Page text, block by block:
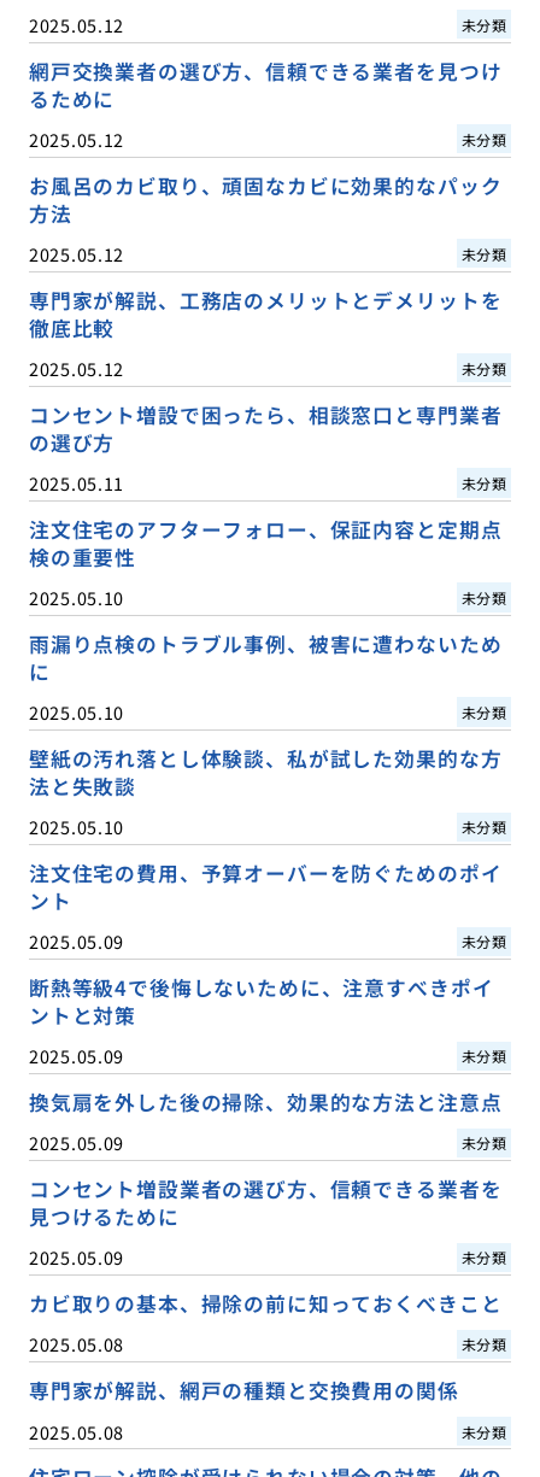
2025.05.12 未分類
網戸交換業者の選び方、信頼できる業者を見つけ
るために
2025.05.12 未分類
お風呂のカビ取り、頑固なカビに効果的なパック
方法
2025.05.12 未分類
専門家が解説、工務店のメリットとデメリットを
徹底比較
2025.05.12 未分類
コンセント増設で困ったら、相談窓口と専門業者
の選び方
2025.05.11 未分類
注文住宅のアフターフォロー、保証内容と定期点
検の重要性
2025.05.10 未分類
雨漏り点検のトラブル事例、被害に遭わないため
に
2025.05.10 未分類
壁紙の汚れ落とし体験談、私が試した効果的な方
法と失敗談
2025.05.10 未分類
注文住宅の費用、予算オーバーを防ぐためのポイ
ント
2025.05.09 未分類
断熱等級4で後悔しないために、注意すべきポイ
ントと対策
2025.05.09 未分類
換気扇を外した後の掃除、効果的な方法と注意点
2025.05.09 未分類
コンセント増設業者の選び方、信頼できる業者を
見つけるために
2025.05.09 未分類
カビ取りの基本、掃除の前に知っておくべきこと
2025.05.08 未分類
専門家が解説、網戸の種類と交換費用の関係
2025.05.08 未分類